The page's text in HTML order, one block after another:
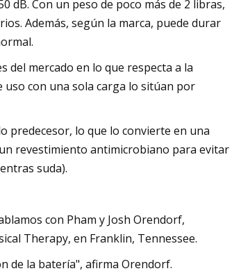
dB. Con un peso de poco más de 2 libras,
Además, según la marca, puede durar
del mercado en lo que respecta a la
uso con una sola carga lo sitúan por
predecesor, lo que lo convierte en una
revestimiento antimicrobiano para evitar
suda).
con Pham y Josh Orendorf,
Therapy, en Franklin, Tennessee.
de la batería", afirma Orendorf.